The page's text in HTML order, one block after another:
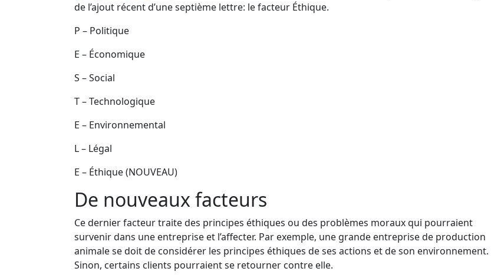
de l’ajout récent d’une septième lettre: le facteur Éthique.
P – Politique
E – Économique
S – Social
T – Technologique
E – Environnemental
L – Légal
E – Éthique (NOUVEAU)
De nouveaux facteurs
Ce dernier facteur traite des principes éthiques ou des problèmes moraux qui pourraient
survenir dans une entreprise et l’affecter. Par exemple, une grande entreprise de production
animale se doit de considérer les principes éthiques de ses actions et de son environnement.
Sinon, certains clients pourraient se retourner contre elle.